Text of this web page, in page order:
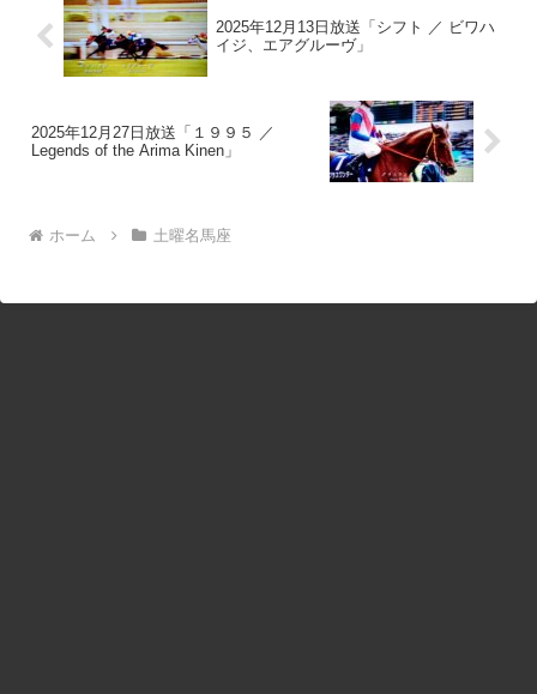
2025年12月13日放送「シフト ／ ビワハ
イジ、エアグルーヴ」
2025年12月27日放送「１９９５ ／
Legends of the Arima Kinen」
ホーム 土曜名馬座